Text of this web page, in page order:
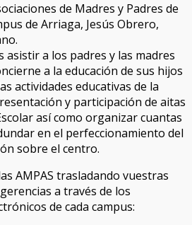
de Madres y Padres de
de Arriaga, Jesús Obrero,
asistir a los padres y las madres
a la educación de sus hijos
actividades educativas de la
y participación de aitas
así como organizar cuantas
en el perfeccionamiento del
sobre el centro.
AMPAS trasladando vuestras
a través de los
de cada campus: